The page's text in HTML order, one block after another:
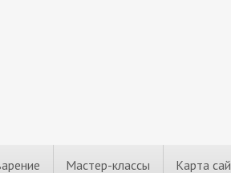
Мастер-классы Карта